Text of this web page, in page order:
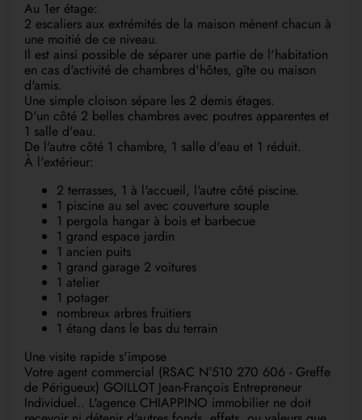
Au 1er étage:
2 escaliers aux extrémités de la maison mènent chacun à
une moitié de ce niveau.
Il est ainsi possible de séparer une partie de l'habitation
en cas d'activité de chambres d'hôtes, gîte ou maison
d'amis.
Une simple cloison sépare les 2 demis étages.
D'un côté 2 belles chambres avec poutres apparentes et
1 salle d'eau.
De l'autre côté 1 chambre, 1 salle d'eau et 1 réduit.
À l'extérieur:
2 terrasses, 1 à l'accueil, l'autre côté piscine.
1 piscine au sel avec couverture souple
1 pergola hangar à bois et barbecue
1 grand espace jardin
1 ancien puits
1 grand garage 2 voitures
1 atelier
1 potager
nombreux arbres fruitiers
1 étang dans le bas du terrain
Une visite rapide s'impose
Votre agent commercial (RSAC N°510 270 606 - Greffe
de Périgueux) GOILLOT Jean-François Entrepreneur
Individuel.. L'agence CHIAPPINO immobilier ne doit